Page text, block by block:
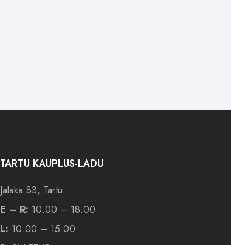
TARTU KAUPLUS-LADU
Jalaka 83, Tartu
E – R: 10.00 – 18.00
L: 10.00 – 15.00